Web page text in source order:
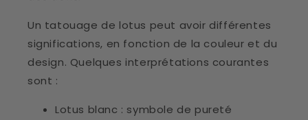
Un tatouage de lotus peut avoir différentes
significations, en fonction de la couleur et du
design. Quelques interprétations courantes
sont :
Lotus blanc : symbole de pureté